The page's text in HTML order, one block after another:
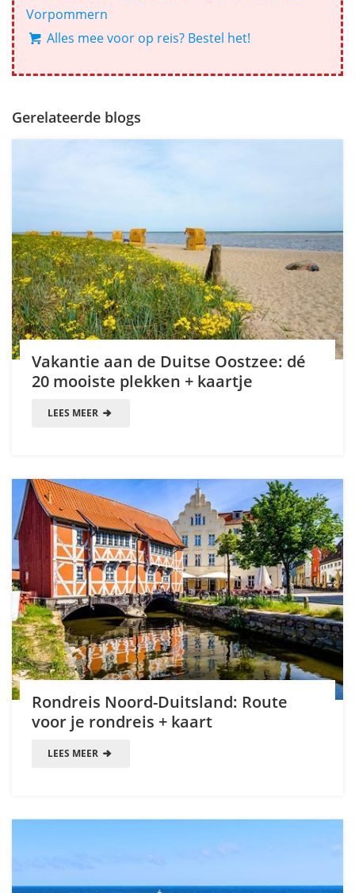
Vorpommern
Alles mee voor op reis? Bestel het!
Gerelateerde blogs
Vakantie aan de Duitse Oostzee: dé
20 mooiste plekken + kaartje
LEES MEER
Rondreis Noord-Duitsland: Route
voor je rondreis + kaart
LEES MEER